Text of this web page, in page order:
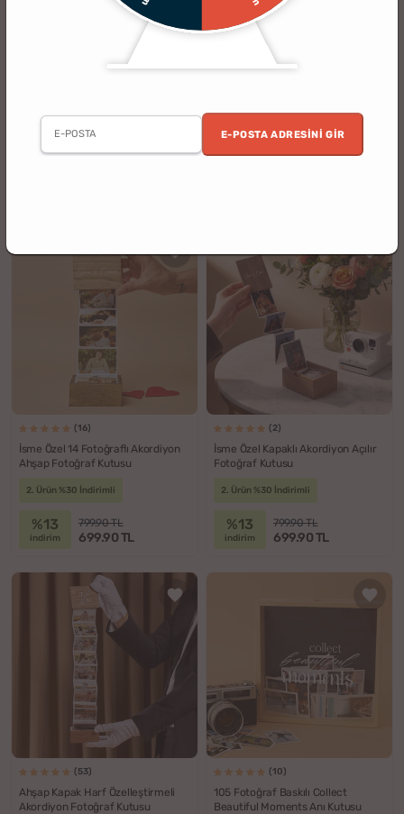
E-POSTA ADRESINI GIR
Flipbox
(16)
İsme Özel 14 Fotoğraflı Akordiyon
Ahşap Fotoğraf Kutusu
2. Ürün %30 İndirimli
%13
indirim
799.90 TL
699.90 TL
(2)
İsme Özel Kapaklı Akordiyon Açılır
Fotoğraf Kutusu
2. Ürün %30 İndirimli
%13
indirim
799.90 TL
699.90 TL
(53)
Ahşap Kapak Harf Özelleştirmeli
Akordiyon Fotoğraf Kutusu
(10)
105 Fotoğraf Baskılı Collect
Beautiful Moments Anı Kutusu